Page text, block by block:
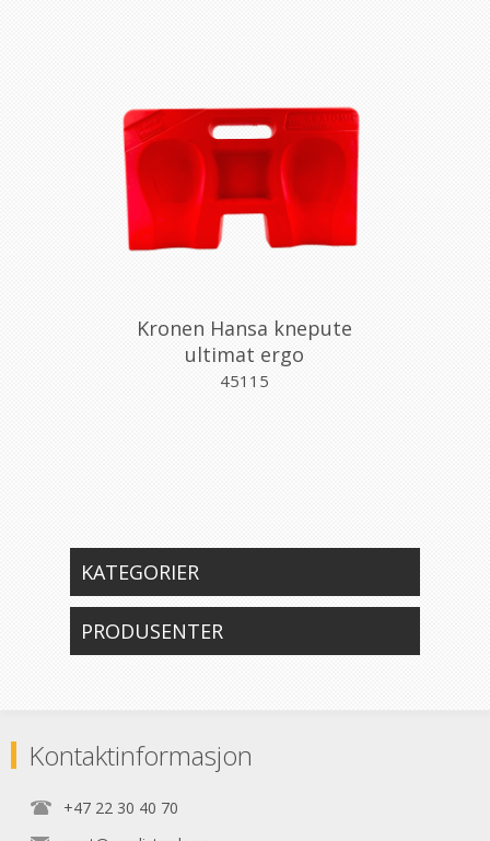
Kronen Hansa knepute
ultimat ergo
45115
KATEGORIER
PRODUSENTER
Kontaktinformasjon
+47 22 30 40 70